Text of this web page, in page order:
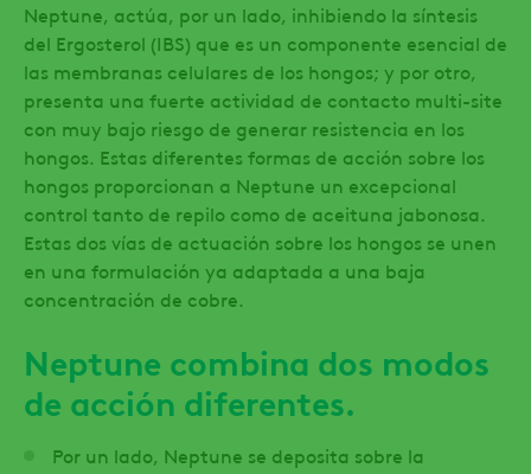
Neptune, actúa, por un lado, inhibiendo la síntesis
del Ergosterol (IBS) que es un componente esencial de
las membranas celulares de los hongos; y por otro,
presenta una fuerte actividad de contacto multi-site
con muy bajo riesgo de generar resistencia en los
hongos. Estas diferentes formas de acción sobre los
hongos proporcionan a Neptune un excepcional
control tanto de repilo como de aceituna jabonosa.
Estas dos vías de actuación sobre los hongos se unen
en una formulación ya adaptada a una baja
concentración de cobre.
Neptune combina dos modos
de acción diferentes.
Por un lado, Neptune se deposita sobre la